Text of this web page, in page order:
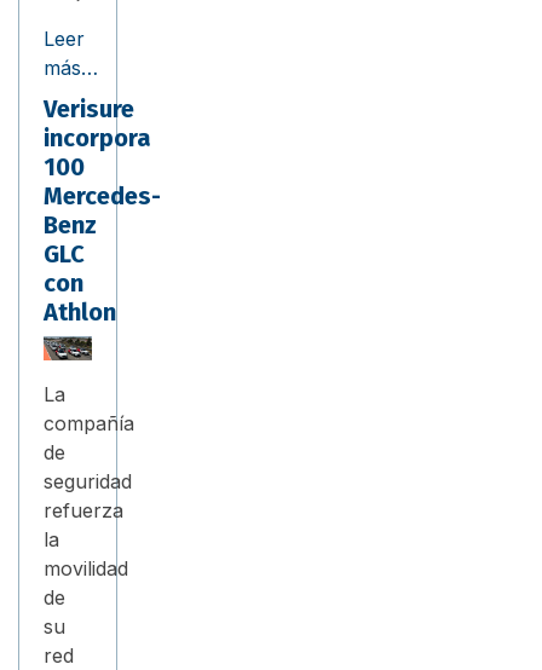
Leer
más…
Verisure
incorpora
100
Mercedes-
Benz
GLC
con
Athlon
La
compañía
de
seguridad
refuerza
la
movilidad
de
su
red